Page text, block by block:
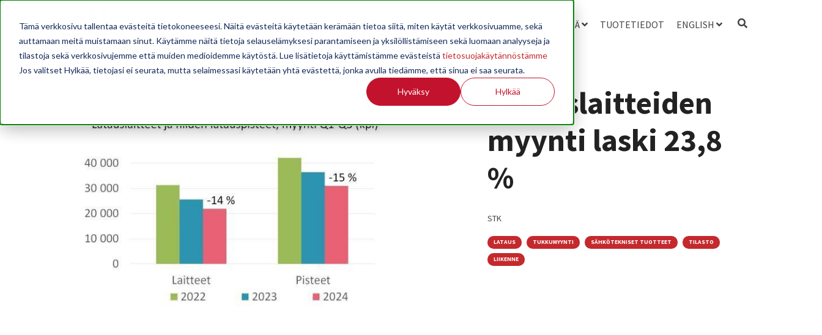
Tämä verkkosivu tallentaa evästeitä tietokoneeseesi. Näitä evästeitä käytetään kerämään tietoa siitä, miten käytät verkkosivuamme, sekä
auttamaan meitä muistamaan sinut. Käytämme näitä tietoja selauselämyksesi parantamiseen ja yksilöllistämiseen sekä luomaan analyyseja ja
tilastoja sekä verkkosivujemme että muiden medioidemme käytöstä. Lue lisätietoja käyttämistämme evästeistä tietosuojakäytännöstämme
Jos valitset Hylkää, tietojasi ei seurata, mutta selaimessasi käytetään yhtä evästettä, jonka avulla tiedämme, että sinua ei saa seurata.
Hyväksy Hylkää
AJANKOHTAISTA OPPILAITOKSILLE JÄSENYYS TILASTOINTI TIETOA MEISTÄ TUOTETIEDOT ENGLISH
Latauslaitteiden
myynti laski 23,8
%
STK
LATAUS TUKKUMYYNTI SÄHKÖTEKNISET TUOTTEET TILASTO
LIIKENNE